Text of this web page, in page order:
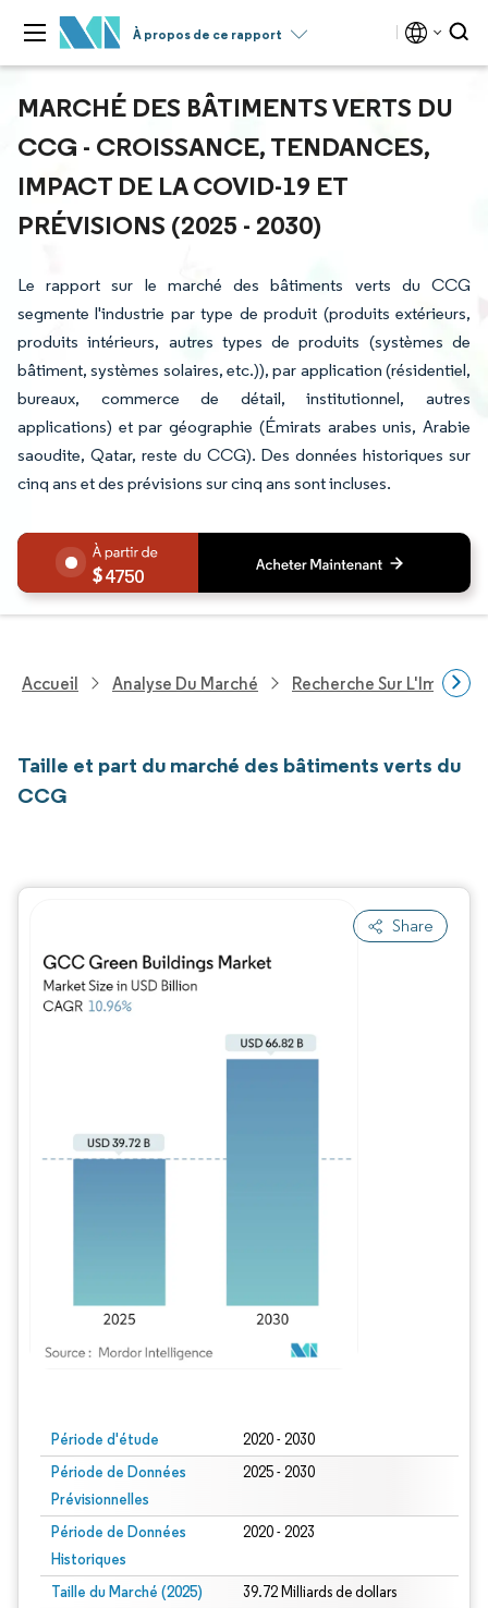
À propos de ce rapport
MARCHÉ DES BÂTIMENTS VERTS DU
CCG - CROISSANCE, TENDANCES,
IMPACT DE LA COVID-19 ET
PRÉVISIONS (2025 - 2030)
Le rapport sur le marché des bâtiments verts du CCG
segmente l'industrie par type de produit (produits extérieurs,
produits intérieurs, autres types de produits (systèmes de
bâtiment, systèmes solaires, etc.)), par application (résidentiel,
bureaux, commerce de détail, institutionnel, autres
applications) et par géographie (Émirats arabes unis, Arabie
saoudite, Qatar, reste du CCG). Des données historiques sur
cinq ans et des prévisions sur cinq ans sont incluses.
4750
Accueil Analyse Du Marché Recherche Sur
Taille et part du marché des bâtiments verts du
CCG
Share
Période d'étude 2020 - 2030
Période de Données
Prévisionnelles
2025 - 2030
Période de Données
Historiques
2020 - 2023
Taille du Marché (2025) 39.72 Milliards de dollars